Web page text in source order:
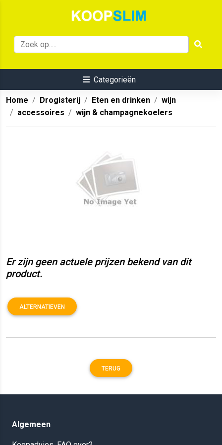
Categorieën
Home Drogisterij Eten en drinken
wijn
accessoires
wijn & champagnekoelers
Er zijn geen actuele prijzen bekend van dit
product.
ALTERNATIEVEN
TERUG
Algemeen